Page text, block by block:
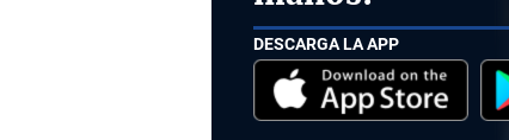
DESCARGA LA APP